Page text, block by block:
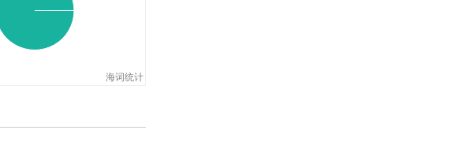
海词统计